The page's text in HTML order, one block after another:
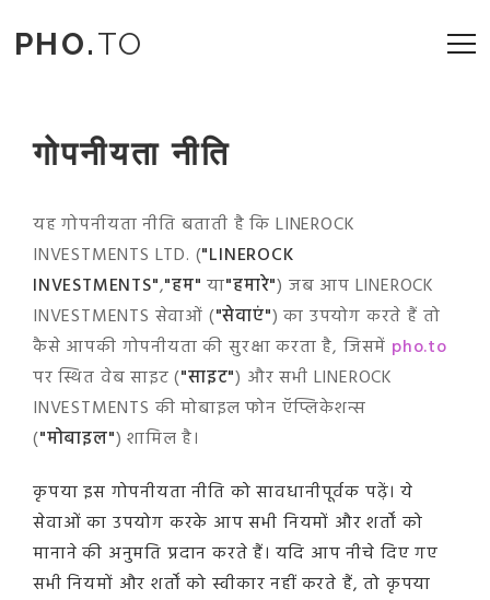
PHO.TO
गोपनीयता नीति
यह गोपनीयता नीति बताती है कि LINEROCK
INVESTMENTS LTD. ("LINEROCK
INVESTMENTS","हम" या"हमारे") जब आप LINEROCK
INVESTMENTS सेवाओं ("सेवाएं") का उपयोग करते हैं तो
कैसे आपकी गोपनीयता की सुरक्षा करता है, जिसमें pho.to
पर स्थित वेब साइट ("साइट") और सभी LINEROCK
INVESTMENTS की मोबाइल फोन ऍप्लिकेशन्स
("मोबाइल") शामिल है।
कृपया इस गोपनीयता नीति को सावधानीपूर्वक पढ़ें। ये
सेवाओं का उपयोग करके आप सभी नियमों और शर्तों को
मानाने की अनुमति प्रदान करते हैं। यदि आप नीचे दिए गए
सभी नियमों और शर्तों को स्वीकार नहीं करते हैं, तो कृपया